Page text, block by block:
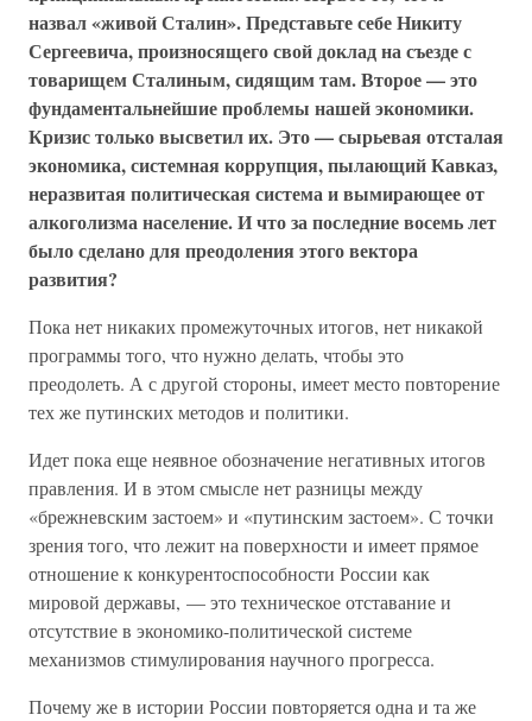
назвал «живой Сталин». Представьте себе Никиту
Сергеевича, произносящего свой доклад на съезде с
товарищем Сталиным, сидящим там. Второе — это
фундаментальнейшие проблемы нашей экономики.
Кризис только высветил их. Это — сырьевая отсталая
экономика, системная коррупция, пылающий Кавказ,
неразвитая политическая система и вымирающее от
алкоголизма население. И что за последние восемь лет
было сделано для преодоления этого вектора
развития?
Пока нет никаких промежуточных итогов, нет никакой
программы того, что нужно делать, чтобы это
преодолеть. А с другой стороны, имеет место повторение
тех же путинских методов и политики.
Идет пока еще неявное обозначение негативных итогов
правления. И в этом смысле нет разницы между
«брежневским застоем» и «путинским застоем». С точки
зрения того, что лежит на поверхности и имеет прямое
отношение к конкурентоспособности России как
мировой державы, — это техническое отставание и
отсутствие в экономико-политической системе
механизмов стимулирования научного прогресса.
Почему же в истории России повторяется одна и та же